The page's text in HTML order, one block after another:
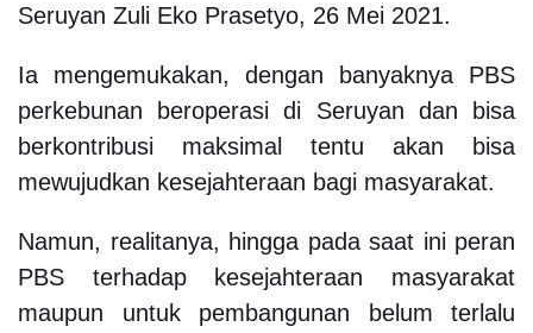
Seruyan Zuli Eko Prasetyo, 26 Mei 2021.
Ia mengemukakan, dengan banyaknya PBS
perkebunan beroperasi di Seruyan dan bisa
berkontribusi maksimal tentu akan bisa
mewujudkan kesejahteraan bagi masyarakat.
Namun, realitanya, hingga pada saat ini peran
PBS terhadap kesejahteraan masyarakat
maupun untuk pembangunan belum terlalu